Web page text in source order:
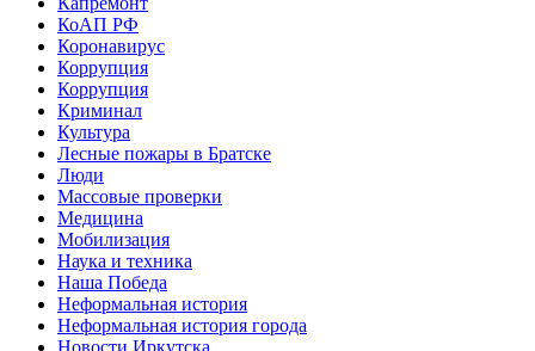
КоАП РФ
Коронавирус
Коррупция
Коррупция
Криминал
Культура
Лесные пожары в Братске
Люди
Массовые проверки
Медицина
Мобилизация
Наука и техника
Наша Победа
Неформальная история
Неформальная история города
Новости Иркутска